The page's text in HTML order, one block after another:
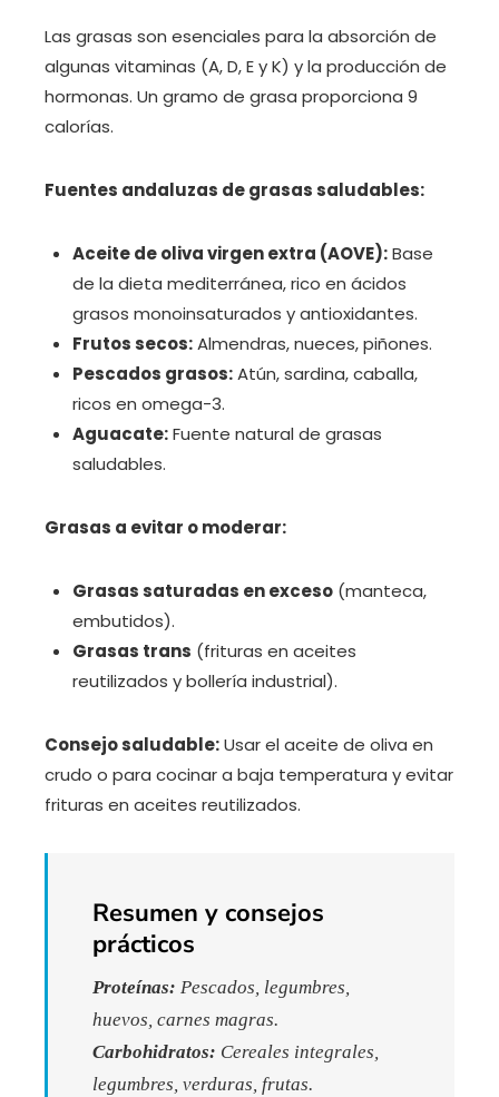
Las grasas son esenciales para la absorción de
algunas vitaminas (A, D, E y K) y la producción de
hormonas. Un gramo de grasa proporciona 9
calorías.
Fuentes andaluzas de grasas saludables:
Aceite de oliva virgen extra (AOVE):Base
de la dieta mediterránea, rico en ácidos
grasos monoinsaturados y antioxidantes.
Frutos secos:Almendras, nueces, piñones.
Pescados grasos:Atún, sardina, caballa,
ricos en omega-3.
Aguacate:Fuente natural de grasas
saludables.
Grasas a evitar o moderar:
Grasas saturadas en exceso (manteca,
embutidos).
Grasas trans (frituras en aceites
reutilizados y bollería industrial).
Consejo saludable:Usar el aceite de oliva en
crudo o para cocinar a baja temperatura y evitar
frituras en aceites reutilizados.
Resumen y consejos
prácticos
Proteínas: Pescados, legumbres,
huevos, carnes magras.
Carbohidratos: Cereales integrales,
legumbres, verduras, frutas.